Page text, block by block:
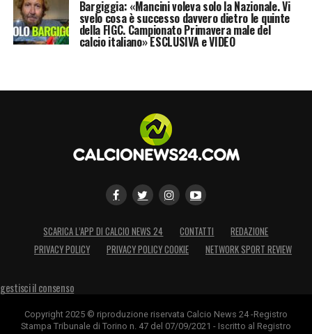
Bargiggia: «Mancini voleva solo la Nazionale. Vi
svelo cosa è successo davvero dietro le quinte
della FIGC. Campionato Primavera male del
calcio italiano» ESCLUSIVA e VIDEO
SCARICA L’APP DI CALCIO NEWS 24 CONTATTI
REDAZIONE
PRIVACY POLICY
PRIVACY POLICY COOKIE NETWORK SPORT REVIEW
gestisci il consenso
Copyright 2025 © riproduzione riservata Calcio News 24 -Registro
Stampa Tribunale di Torino n. 47 del 07/09/2021 - Iscritto al Registro